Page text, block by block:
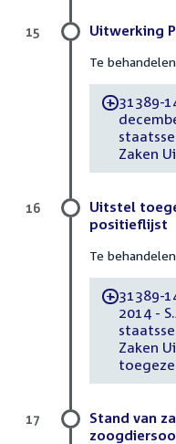
Uitwerking
Te
-31389-
Zaken
15
Uitstel
positieflijst
Te
-31389-
2014 -
Zaken
16
Stand van
17